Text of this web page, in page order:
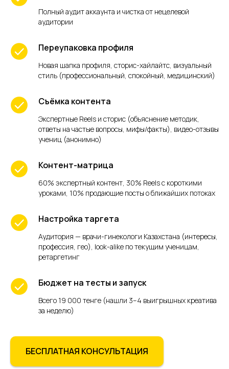
Полный аудит аккаунта и чистка от нецелевой
аудитории
Переупаковка профиля
Новая шапка профиля, сторис-хайлайтс, визуальный
стиль (профессиональный, спокойный, медицинский)
Съёмка контента
Экспертные Reels и сторис (объяснение методик,
ответы на частые вопросы, мифы/факты), видео-отзывы
учениц (анонимно)
Контент-матрица
60% экспертный контент, 30% Reels с короткими
уроками, 10% продающие посты о ближайших потоках
Настройка таргета
Аудитория — врачи-гинекологи Казахстана (интересы,
профессия, гео), look-alike по текущим ученицам,
ретаргетинг
Бюджет на тесты и запуск
Всего 19 000 тенге (нашли 3–4 выигрышных креатива
за неделю)
БЕСПЛАТНАЯ КОНСУЛЬТАЦИЯ